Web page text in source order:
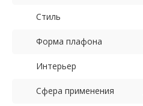
Стиль
Форма плафона
Интерьер
Сфера применения